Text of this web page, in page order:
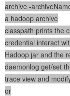
archive -
a hadoop archive
classpath prints the
credential interact
Hadoop jar and the
daemonlog get/set
trace view and
or